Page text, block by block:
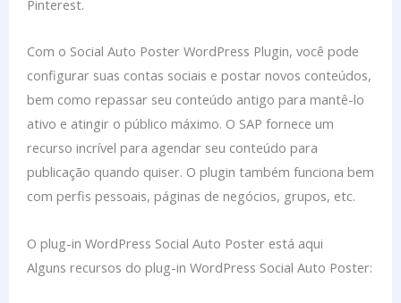
Pinterest.
Com o Social Auto Poster WordPress Plugin, você pode
configurar suas contas sociais e postar novos conteúdos,
bem como repassar seu conteúdo antigo para mantê-lo
ativo e atingir o público máximo. O SAP fornece um
recurso incrível para agendar seu conteúdo para
publicação quando quiser. O plugin também funciona bem
com perfis pessoais, páginas de negócios, grupos, etc.
O plug-in WordPress Social Auto Poster está aqui
Alguns recursos do plug-in WordPress Social Auto Poster: